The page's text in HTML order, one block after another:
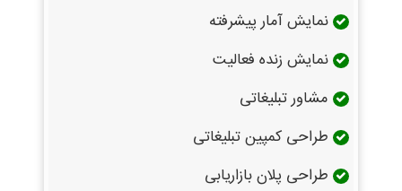
نمایش آمار پیشرفته
نمایش زنده فعالیت
مشاور تبلیغاتی
طراحی کمپین تبلیغاتی
طراحی پلان بازاریابی